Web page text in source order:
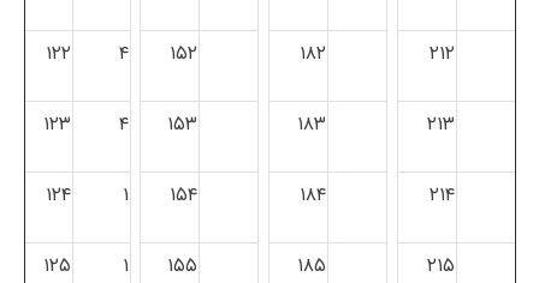
۲۱۲ ۱۸۲ ۱۵۲ ۴ ۱۲۲
۲۱۳ ۱۸۳ ۱۵۳ ۴ ۱۲۳
۲۱۴ ۱۸۴ ۱۵۴ ۱ ۱۲۴
۲۱۵ ۱۸۵ ۱۵۵ ۱ ۱۲۵